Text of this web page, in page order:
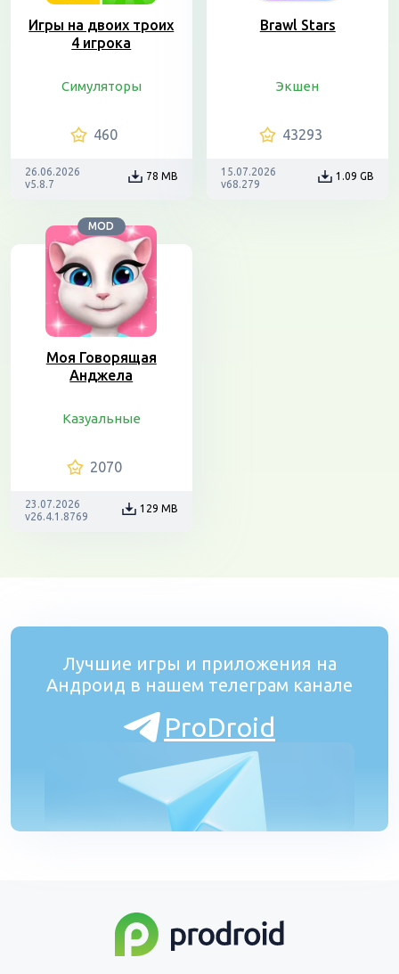
Игры на двоих троих
4 игрока
Симуляторы
460
26.06.2026
v5.8.7
78 MB
Brawl Stars
Экшен
43293
15.07.2026
v68.279
1.09 GB
MOD
Моя Говорящая
Анджела
Казуальные
2070
23.07.2026
v26.4.1.8769
129 MB
Лучшие игры и приложения на
Андроид в нашем телеграм канале
ProDroid